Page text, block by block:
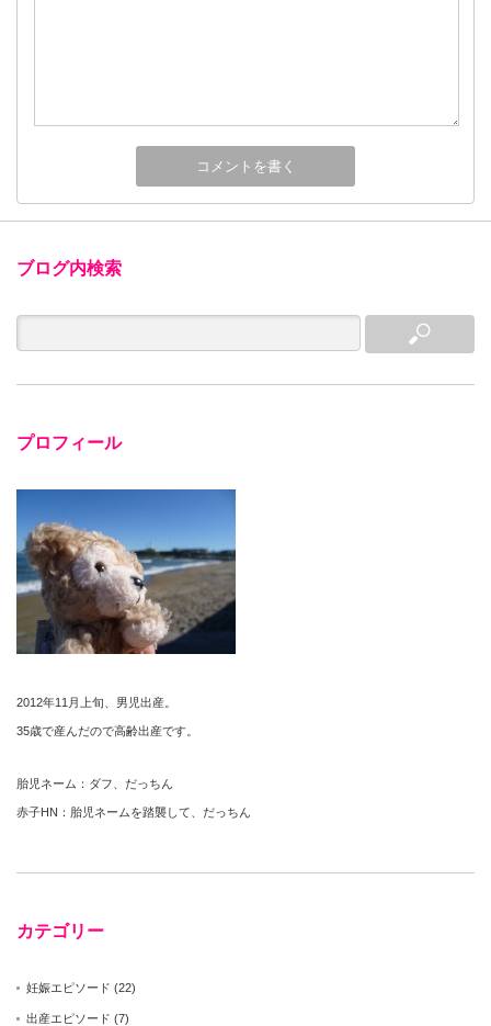
ブログ内検索
プロフィール
2012年11月上旬、男児出産。
35歳で産んだので高齢出産です。
胎児ネーム：ダフ、だっちん
赤子HN：胎児ネームを踏襲して、だっちん
カテゴリー
妊娠エピソード (22)
出産エピソード (7)